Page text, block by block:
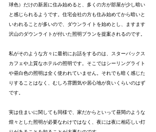
球色）だけの新居に住み始めると、多くの方が部屋が少し暗い
と感じられるようです。住宅会社の方も住み始めてから暗いと
いわれることが多いので、ダウンライトを始めとし、ますます
沢山のダウンライトが付いた照明プランを提案されるのです。
私がそのような方々に最初にお話をするのは、スターバックス
カフェや上質なホテルの照明です。そこではシーリングライト
や昼白色の照明は全く使われていません。それでも暗く感じた
りすることはなく、むしろ雰囲気や居心地が良いくらいのはず
です。
実は住まいに関しても同様で、家だからといって昼間のような
煌々とした照明が必要なわけではなく、夜には夜に相応しい灯